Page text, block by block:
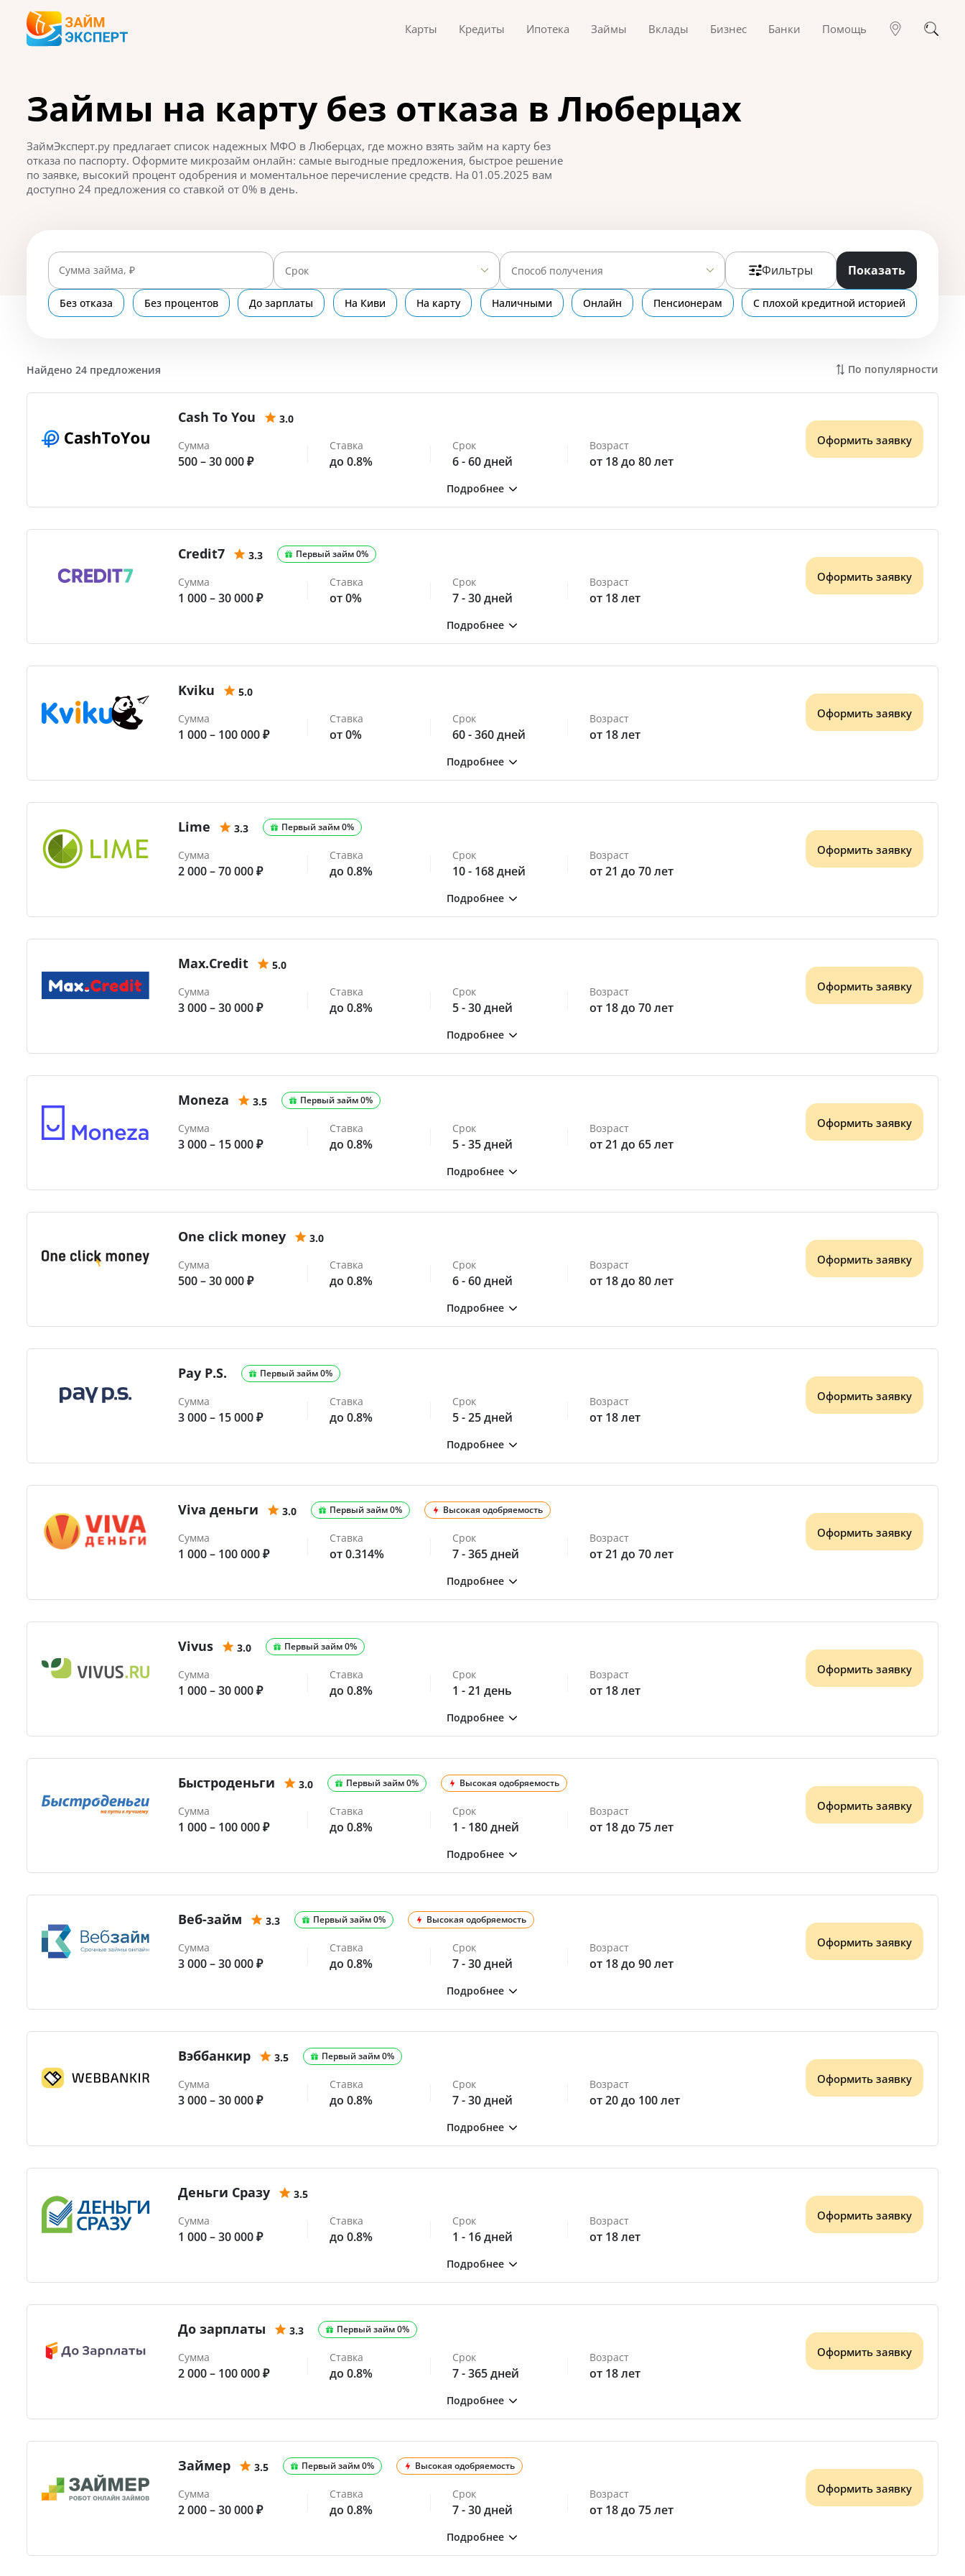
Карты Кредиты Ипотека Займы Вклады Бизнес Банки Помощь
Займы на карту без отказа в Люберцах
ЗаймЭксперт.ру предлагает список надежных МФО в Люберцах, где можно взять займ на карту без
отказа по паспорту. Оформите микрозайм онлайн: самые выгодные предложения, быстрое решение
по заявке, высокий процент одобрения и моментальное перечисление средств. На 01.05.2025 вам
доступно 24 предложения со ставкой от 0% в день.
Сумма займа, ₽ Срок Способ получения Фильтры Показать
Без отказа Без процентов До зарплаты На Киви На карту Наличными Онлайн Пенсионерам С плохой кредитной историей
Найдено 24 предложения По популярности
Cash To You
3.0
Сумма
500 – 30 000 ₽
Ставка
до 0.8%
Срок
6 - 60 дней
Возраст
от 18 до 80 лет
Оформить заявку
Credit7 3.3 Первый займ 0%
Сумма
1 000 – 30 000 ₽
Ставка
от 0%
Срок
7 - 30 дней
Возраст
от 18 лет
Оформить заявку
Kviku
5.0
Сумма
1 000 – 100 000 ₽
Ставка
от 0%
Срок
60 - 360 дней
Возраст
от 18 лет
Оформить заявку
Lime 3.3 Первый займ 0%
Сумма
2 000 – 70 000 ₽
Ставка
до 0.8%
Срок
10 - 168 дней
Возраст
от 21 до 70 лет
Оформить заявку
Max.Credit
5.0
Сумма
3 000 – 30 000 ₽
Ставка
до 0.8%
Срок
5 - 30 дней
Возраст
от 18 до 70 лет
Оформить заявку
Moneza 3.5 Первый займ 0%
Сумма
3 000 – 15 000 ₽
Ставка
до 0.8%
Срок
5 - 35 дней
Возраст
от 21 до 65 лет
Оформить заявку
One click money
3.0
Сумма
500 – 30 000 ₽
Ставка
до 0.8%
Срок
6 - 60 дней
Возраст
от 18 до 80 лет
Оформить заявку
Pay P.S. Первый займ 0%
Сумма
3 000 – 15 000 ₽
Ставка
до 0.8%
Срок
5 - 25 дней
Возраст
от 18 лет
Оформить заявку
Viva деньги 3.0 Первый займ 0% Высокая одобряемость
Сумма
1 000 – 100 000 ₽
Ставка
от 0.314%
Срок
7 - 365 дней
Возраст
от 21 до 70 лет
Оформить заявку
Vivus 3.0 Первый займ 0%
Сумма
1 000 – 30 000 ₽
Ставка
до 0.8%
Срок
1 - 21 день
Возраст
от 18 лет
Оформить заявку
Быстроденьги 3.0 Первый займ 0% Высокая одобряемость
Сумма
1 000 – 100 000 ₽
Ставка
до 0.8%
Срок
1 - 180 дней
Возраст
от 18 до 75 лет
Оформить заявку
Веб-займ 3.3 Первый займ 0% Высокая одобряемость
Сумма
3 000 – 30 000 ₽
Ставка
до 0.8%
Срок
7 - 30 дней
Возраст
от 18 до 90 лет
Оформить заявку
Вэббанкир 3.5 Первый займ 0%
Сумма
3 000 – 30 000 ₽
Ставка
до 0.8%
Срок
7 - 30 дней
Возраст
от 20 до 100 лет
Оформить заявку
Деньги Сразу
3.5
Сумма
1 000 – 30 000 ₽
Ставка
до 0.8%
Срок
1 - 16 дней
Возраст
от 18 лет
Оформить заявку
До зарплаты 3.3 Первый займ 0%
Сумма
2 000 – 100 000 ₽
Ставка
до 0.8%
Срок
7 - 365 дней
Возраст
от 18 лет
Оформить заявку
Займер 3.5 Первый займ 0% Высокая одобряемость
Сумма
2 000 – 30 000 ₽
Ставка
до 0.8%
Срок
7 - 30 дней
Возраст
от 18 до 75 лет
Оформить заявку